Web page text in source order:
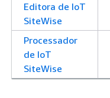
Editora de IoT
SiteWise
Processador
de IoT
SiteWise